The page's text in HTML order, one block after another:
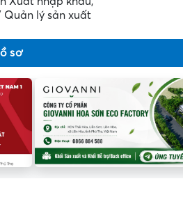
Quản lý sản xuất
sơ